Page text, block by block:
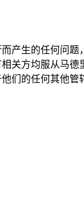
产生的任何问题
关方均服从马德
们的任何其他管